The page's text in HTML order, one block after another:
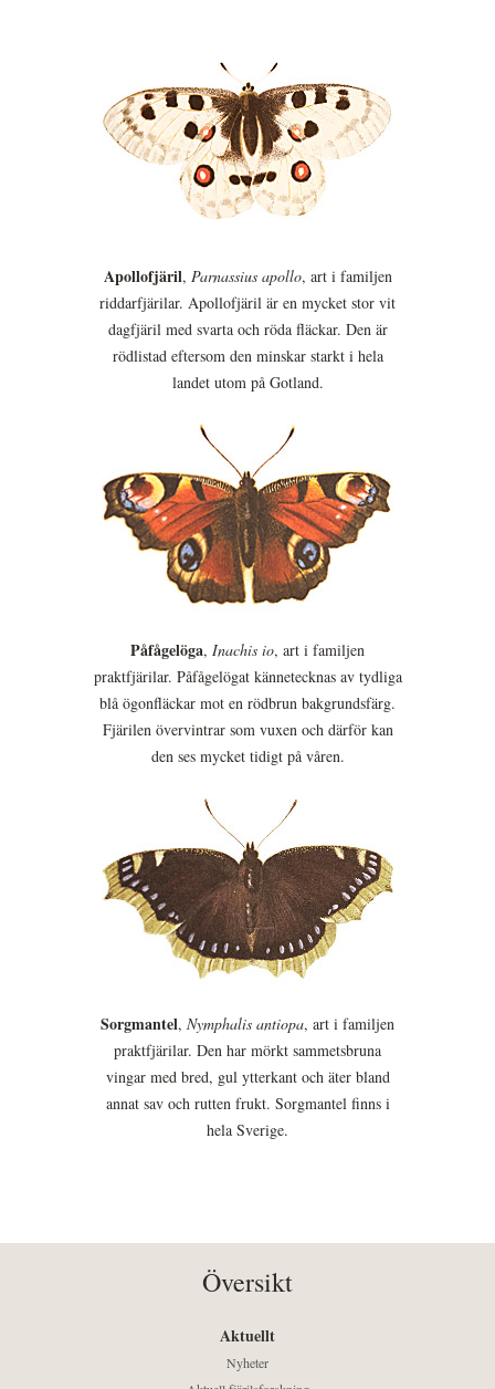
Apollofjäril, Parnassius apollo, art i familjen
riddarfjärilar. Apollofjäril är en mycket stor vit
dagfjäril med svarta och röda fläckar. Den är
rödlistad eftersom den minskar starkt i hela
landet utom på Gotland.
Påfågelöga, Inachis io, art i familjen
praktfjärilar. Påfågelögat kännetecknas av tydliga
blå ögonfläckar mot en rödbrun bakgrundsfärg.
Fjärilen övervintrar som vuxen och därför kan
den ses mycket tidigt på våren.
Sorgmantel, Nymphalis antiopa, art i familjen
praktfjärilar. Den har mörkt sammetsbruna
vingar med bred, gul ytterkant och äter bland
annat sav och rutten frukt. Sorgmantel finns i
hela Sverige.
Översikt
Aktuellt
Nyheter